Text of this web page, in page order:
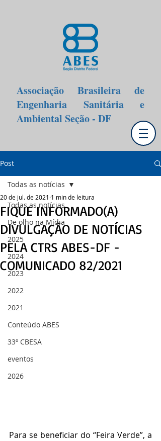
Associação Brasileira de
Engenharia Sanitária e
Ambiental Seção - DF
Post
Todas as notícias
De olho na Mídia
2025
2024
2023
2022
2021
Conteúdo ABES
33º CBESA
eventos
2026
Todas as notícias
FIQUE INFORMADO(A)
DIVULGAÇÃO DE NOTÍCIAS
PELA CTRS ABES-DF -
COMUNICADO 82/2021
20 de jul. de 2021 1 min de leitura
Para se beneficiar do “Feira Verde”, a